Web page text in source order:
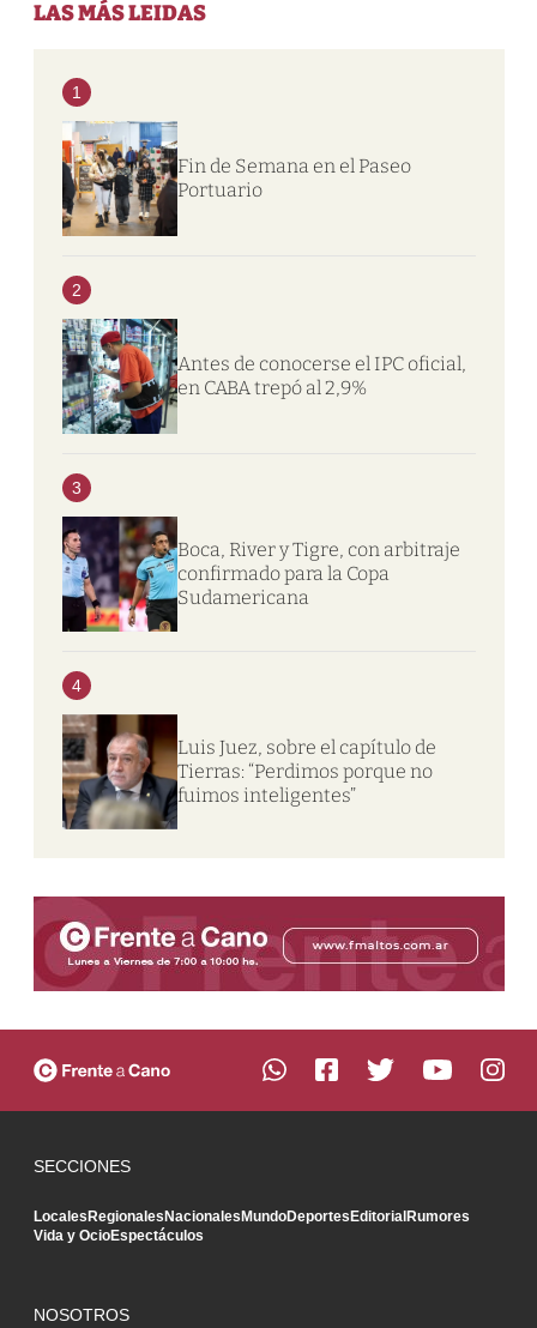
LAS MÁS LEIDAS
1
Fin de Semana en el Paseo
Portuario
2
Antes de conocerse el IPC oficial,
en CABA trepó al 2,9%
3
Boca, River y Tigre, con arbitraje
confirmado para la Copa
Sudamericana
4
Luis Juez, sobre el capítulo de
Tierras: “Perdimos porque no
fuimos inteligentes”
SECCIONES
LocalesRegionalesNacionalesMundoDeportesEditorialRumores
Vida y OcioEspectáculos
NOSOTROS